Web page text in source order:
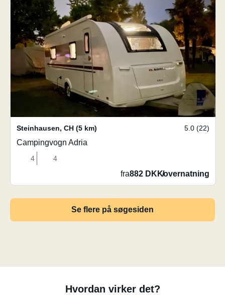
Steinhausen, CH (5 km) 5.0 (22)
Campingvogn Adria
4 4
fra882 DKK/overnatning
Se flere på søgesiden
Hvordan virker det?